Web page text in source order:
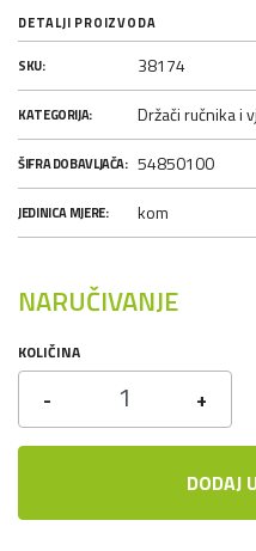
DETALJI PROIZVODA
SKU: 38174
KATEGORIJA: Držači ručnika i
ŠIFRA DOBAVLJAČA: 54850100
JEDINICA MJERE: kom
NARUČIVANJE
KOLIČINA
- +
DODAJ